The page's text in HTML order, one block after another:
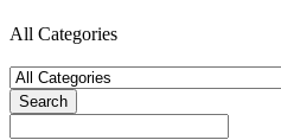
All Categories
Search